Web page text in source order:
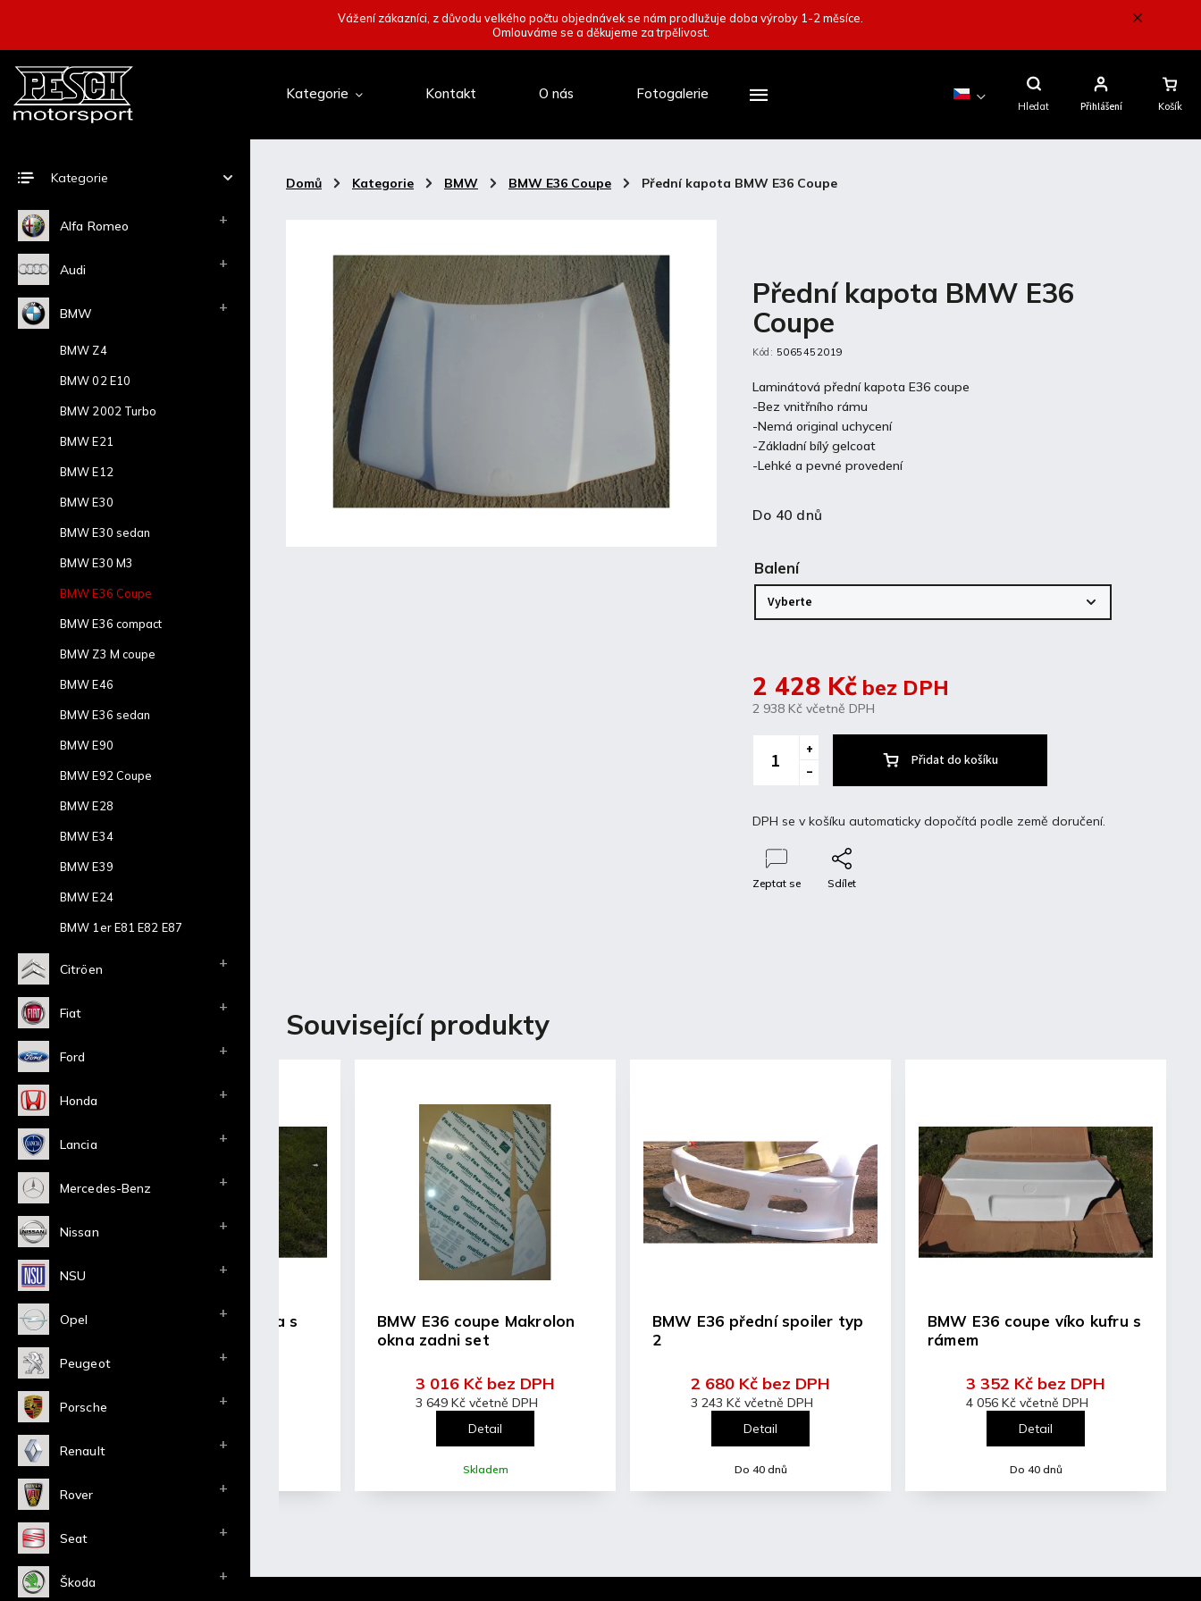
Vážení zákazníci, z důvodu velkého počtu objednávek se nám prodlužuje doba výroby 1-2 měsíce.
Omlouváme se a děkujeme za trpělivost.
Hledat
Nákupní
Košík
Přihlášení
Kategorie Kontakt O nás Fotogalerie
Domů / Kategorie / BMW / BMW E36 Coupe / Přední kapota BMW E36 Coupe
Kategorie
Alfa Romeo
Audi
BMW
BMW Z4
BMW 02 E10
BMW 2002 Turbo
BMW E21
BMW E12
BMW E30
BMW E30 sedan
BMW E30 M3
BMW E36 Coupe
BMW E36 compact
BMW Z3 M coupe
BMW E46
BMW E36 sedan
BMW E90
BMW E92 Coupe
BMW E28
BMW E34
BMW E39
BMW E24
BMW 1er E81 E82 E87
Citröen
Fiat
Ford
Honda
Lancia
Mercedes-Benz
Nissan
NSU
Opel
Peugeot
Porsche
Renault
Rover
Seat
Škoda
Přední kapota BMW E36
Coupe
Kód: 5065452019
Laminátová přední kapota E36 coupe
-Bez vnitřního rámu
-Nemá original uchycení
-Základní bílý gelcoat
-Lehké a pevné provedení
Do 40 dnů
2 428 Kč bez DPH
2 938 Kč včetně DPH
Přidat do košíku
DPH se v košíku automaticky dopočítá podle země doručení.
Balení
Zeptat se Sdílet
Laminátová přední kapota E36 coupe
-Bez vnitřního rámu
-Nemá original uchycení
-Základní bílý gelcoat
-Lehké a pevné provedení
Související produkty
BMW E36 coupe kapota s
4 674 Kč včetně DPH
BMW E36 coupe Makrolon
okna zadni set
Skladem
3 649 Kč včetně DPH
3 016 Kč bez DPH
Detail
BMW E36 přední spoiler typ
2
Do 40 dnů
3 243 Kč včetně DPH
2 680 Kč bez DPH
Detail
BMW E36 coupe víko kufru s
rámem
Do 40 dnů
4 056 Kč včetně DPH
3 352 Kč bez DPH
Detail